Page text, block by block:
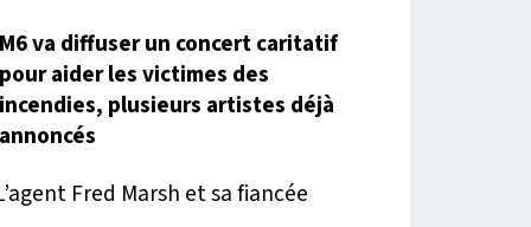
M6 va diffuser un concert caritatif
pour aider les victimes des
incendies, plusieurs artistes déjà
annoncés